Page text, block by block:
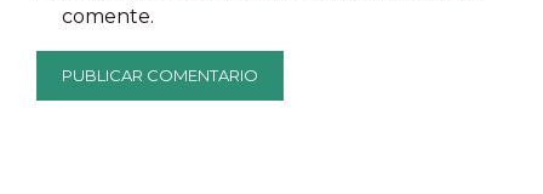
comente.